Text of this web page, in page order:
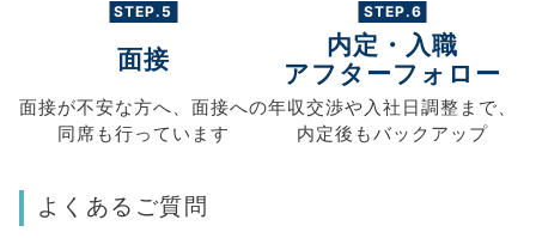
STEP.5
面接
面接が不安な方へ、 面接への
同席も行っています
STEP.6
内定・入職
アフターフォロー
年収交渉や入社日調整まで、
内定後もバックアップ
よくあるご質問